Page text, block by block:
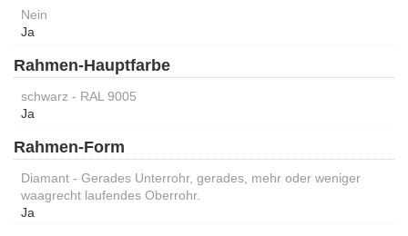
Nein
Ja
Rahmen-Hauptfarbe
schwarz - RAL 9005
Ja
Rahmen-Form
Diamant - Gerades Unterrohr, gerades, mehr oder weniger
waagrecht laufendes Oberrohr.
Ja